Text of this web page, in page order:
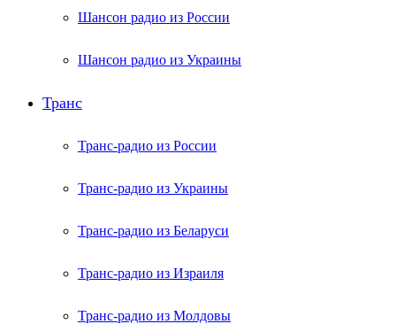
Шансон радио из России
Шансон радио из Украины
Транс
Транс-радио из России
Транс-радио из Украины
Транс-радио из Беларуси
Транс-радио из Израиля
Транс-радио из Молдовы